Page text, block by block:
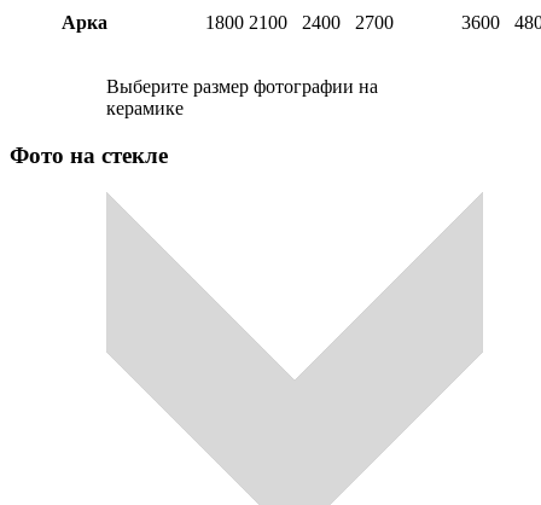
Арка 1800 2100 2400 2700 3600
Выберите размер фотографии на
керамике
Фото на стекле